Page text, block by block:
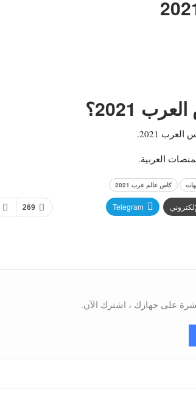
2021؟
2021.
العربية.
كاس عالم عرب 2021
269 Telegram
على جهازك ، اشترك الآن.